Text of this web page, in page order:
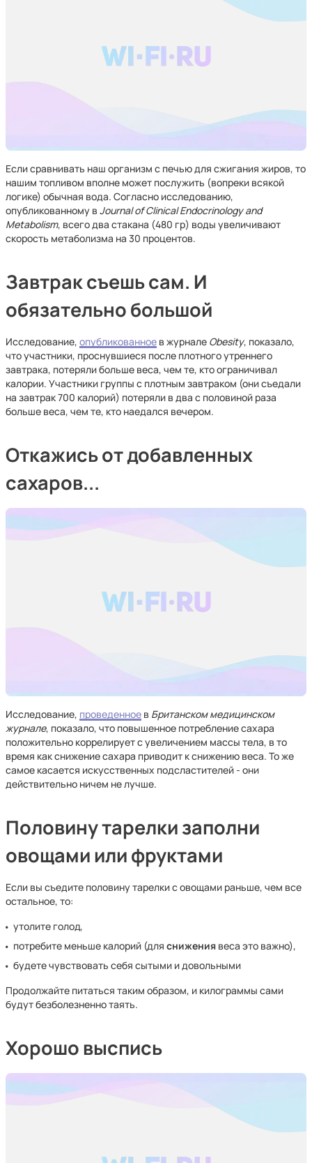
Если сравнивать наш организм с печью для сжигания жиров, то
нашим топливом вполне может послужить (вопреки всякой
логике) обычная вода. Согласно исследованию,
опубликованному в Journal of Clinical Endocrinology and
Metabolism, всего два стакана (480 гр) воды увеличивают
скорость метаболизма на 30 процентов.
Завтрак съешь сам. И
обязательно большой
Исследование, опубликованное в журнале Obesity, показало,
что участники, проснувшиеся после плотного утреннего
завтрака, потеряли больше веса, чем те, кто ограничивал
калории. Участники группы с плотным завтраком (они съедали
на завтрак 700 калорий) потеряли в два с половиной раза
больше веса, чем те, кто наедался вечером.
Откажись от добавленных
сахаров...
Исследование, проведенное в Британском медицинском
журнале, показало, что повышенное потребление сахара
положительно коррелирует с увеличением массы тела, в то
время как снижение сахара приводит к снижению веса. То же
самое касается искусственных подсластителей - они
действительно ничем не лучше.
Половину тарелки заполни
овощами или фруктами
Если вы съедите половину тарелки с овощами раньше, чем все
остальное, то:
утолите голод,
потребите меньше калорий (дляснижения веса это важно),
будете чувствовать себя сытыми и довольными
Продолжайте питаться таким образом, и килограммы сами
будут безболезненно таять.
Хорошо выспись